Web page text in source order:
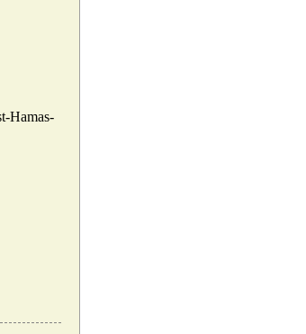
Hamas-